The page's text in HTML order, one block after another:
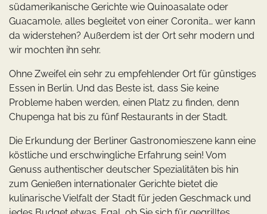
südamerikanische Gerichte wie Quinoasalate oder
Guacamole, alles begleitet von einer Coronita… wer kann
da widerstehen? Außerdem ist der Ort sehr modern und
wir mochten ihn sehr.
Ohne Zweifel ein sehr zu empfehlender Ort für günstiges
Essen in Berlin. Und das Beste ist, dass Sie keine
Probleme haben werden, einen Platz zu finden, denn
Chupenga hat bis zu fünf Restaurants in der Stadt.
Die Erkundung der Berliner Gastronomieszene kann eine
köstliche und erschwingliche Erfahrung sein! Vom
Genuss authentischer deutscher Spezialitäten bis hin
zum Genießen internationaler Gerichte bietet die
kulinarische Vielfalt der Stadt für jeden Geschmack und